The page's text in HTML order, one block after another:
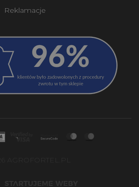
Reklamacje